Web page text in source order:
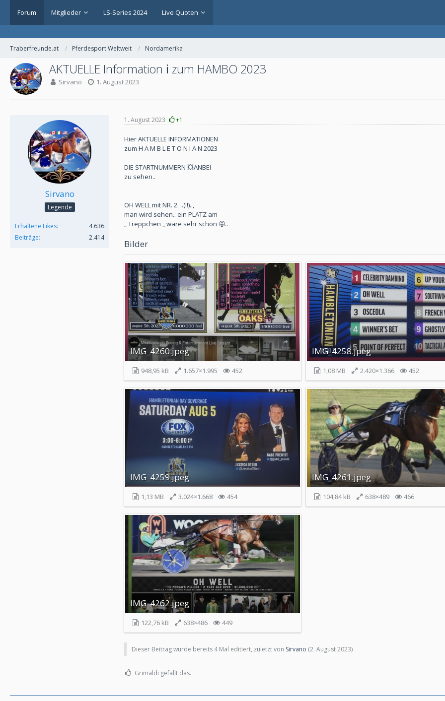
Forum Mitglieder LS-Series 2024 Live Quoten
Traberfreunde.at Pferdesport Weltweit Nordamerika
AKTUELLE Information ℹ zum HAMBO 2023
Sirvano 1. August 2023
Sirvano
Legende
Erhaltene Likes
4.636
Beiträge
2.414
1. August 2023 +1
Hier AKTUELLE INFORMATIONEN
zum H A M B L E T O N I A N 2023
DIE STARTNUMMERN 💥ANBEI
zu sehen..
OH WELL mit NR. 2. ..(!!)..,
man wird sehen.. ein PLATZ am
„ Treppchen „ wäre sehr schön 🤩..
Bilder
IMG_4260.jpeg
948,95 kB 1.657×1.995 452
IMG_4258.jpeg
1,08 MB 2.420×1.366 452
IMG_4259.jpeg
1,13 MB 3.024×1.668 454
IMG_4261.jpeg
104,84 kB 638×489 466
IMG_4262.jpeg
122,76 kB 638×486 449
Dieser Beitrag wurde bereits 4 Mal editiert, zuletzt von Sirvano (2. August 2023)
Grimaldi gefällt das.